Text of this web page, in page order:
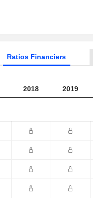
Ratios Financiers
2018 2019